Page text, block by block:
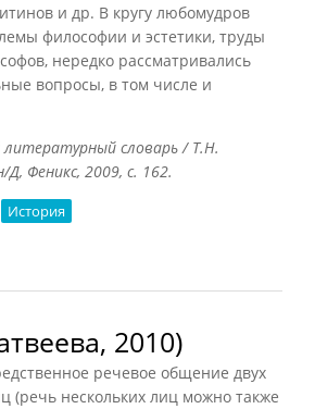
и др. В кругу любомудров
философии и эстетики, труды
нередко рассматривались
вопросы, в том числе и
литературный словарь / Т.Н.
Д, Феникс, 2009, с. 162.
История
2010)
речевое общение двух
(речь нескольких лиц можно также